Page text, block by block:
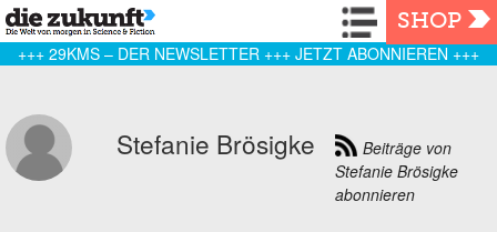
Navigation
SHOP
+++ 29KMS – DER NEWSLETTER +++ JETZT ABONNIEREN +++
Stefanie Brösigke
Beiträge von
Stefanie Brösigke
abonnieren